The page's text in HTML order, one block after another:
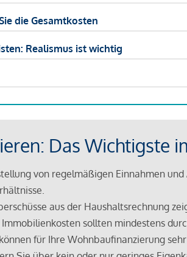
die Gesamtkosten
Realismus ist wichtig
Das Wichtigste
von regelmäßigen Einnahmen
aus der Haushaltsrechnung
sollten mindestens
können für Ihre Wohnbaufinanzierung